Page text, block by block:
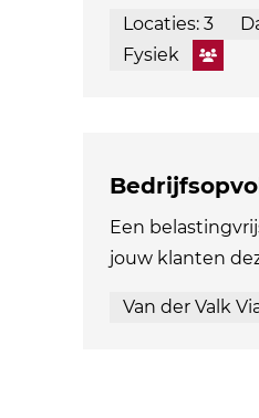
Locaties: 3
Fysiek
Een
jouw klanten
Van der Valk